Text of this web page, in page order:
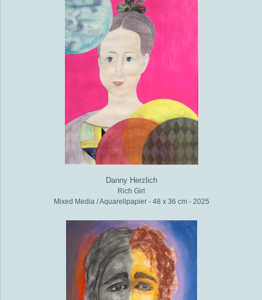
Danny Herzlich
Rich Girl
Mixed Media / Aquarellpapier - 48 x 36 cm - 2025